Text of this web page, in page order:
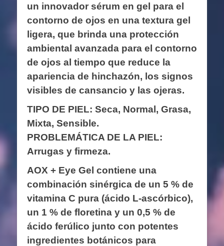
un innovador sérum en gel para el
contorno de ojos en una textura gel
ligera, que brinda una protección
ambiental avanzada para el contorno
de ojos al tiempo que reduce la
apariencia de hinchazón, los signos
visibles de cansancio y las ojeras.
TIPO DE PIEL: Seca, Normal, Grasa,
Mixta, Sensible.
PROBLEMÁTICA DE LA PIEL:
Arrugas y firmeza.
AOX + Eye Gel contiene una
combinación sinérgica de un 5 % de
vitamina C pura (ácido L-ascórbico),
un 1 % de floretina y un 0,5 % de
ácido ferúlico junto con potentes
ingredientes botánicos para